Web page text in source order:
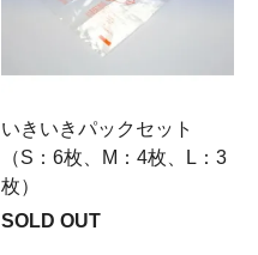
いきいきパックセット
（S：6枚、M：4枚、L：3
枚）
SOLD OUT